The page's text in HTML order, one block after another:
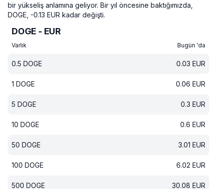
bir yükseliş anlamına geliyor. Bir yıl öncesine baktığımızda,
DOGE, -0.13 EUR kadar değişti.
DOGE - EUR
Varlık Bugün 'da
0.5 DOGE 0.03 EUR
1 DOGE 0.06 EUR
5 DOGE 0.3 EUR
10 DOGE 0.6 EUR
50 DOGE 3.01 EUR
100 DOGE 6.02 EUR
500 DOGE 30.08 EUR